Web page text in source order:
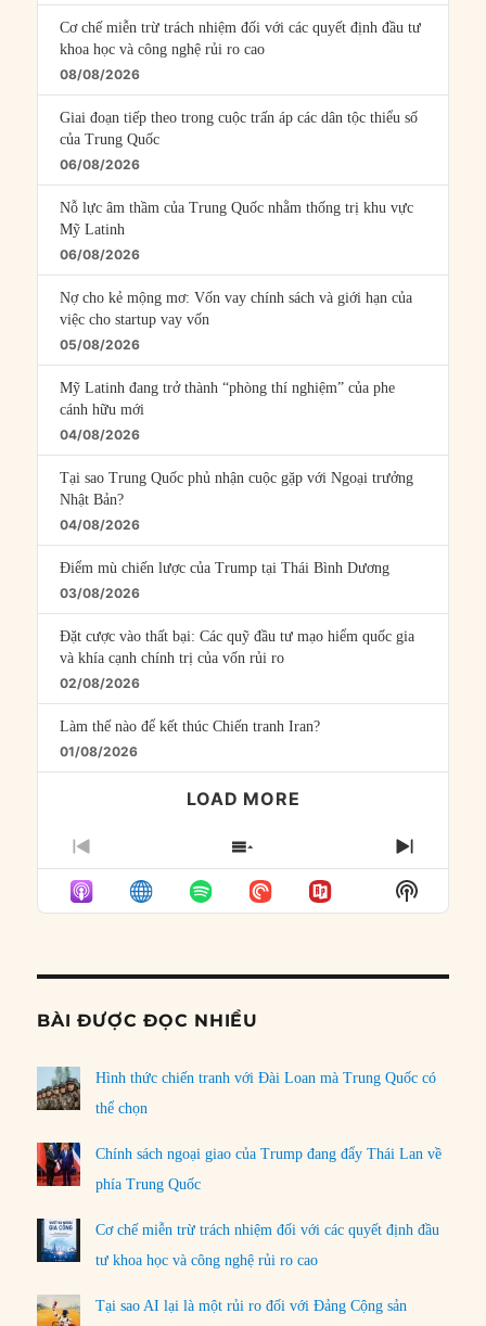
Cơ chế miễn trừ trách nhiệm đối với các quyết định đầu tư
khoa học và công nghệ rủi ro cao
08/08/2026
Giai đoạn tiếp theo trong cuộc trấn áp các dân tộc thiểu số
của Trung Quốc
06/08/2026
Nỗ lực âm thầm của Trung Quốc nhằm thống trị khu vực
Mỹ Latinh
06/08/2026
Nợ cho kẻ mộng mơ: Vốn vay chính sách và giới hạn của
việc cho startup vay vốn
05/08/2026
Mỹ Latinh đang trở thành “phòng thí nghiệm” của phe
cánh hữu mới
04/08/2026
Tại sao Trung Quốc phủ nhận cuộc gặp với Ngoại trưởng
Nhật Bản?
04/08/2026
Điểm mù chiến lược của Trump tại Thái Bình Dương
03/08/2026
Đặt cược vào thất bại: Các quỹ đầu tư mạo hiểm quốc gia
và khía cạnh chính trị của vốn rủi ro
02/08/2026
Làm thế nào để kết thúc Chiến tranh Iran?
01/08/2026
LOAD MORE
PREVIOUS
EPISODE
SHOW
EPISODES
LIST
NEXT
Show
Podcast
BÀI ĐƯỢC ĐỌC NHIỀU
Hình thức chiến tranh với Đài Loan mà Trung Quốc có
thể chọn
Chính sách ngoại giao của Trump đang đẩy Thái Lan về
phía Trung Quốc
Cơ chế miễn trừ trách nhiệm đối với các quyết định đầu
tư khoa học và công nghệ rủi ro cao
Tại sao AI lại là một rủi ro đối với Đảng Cộng sản